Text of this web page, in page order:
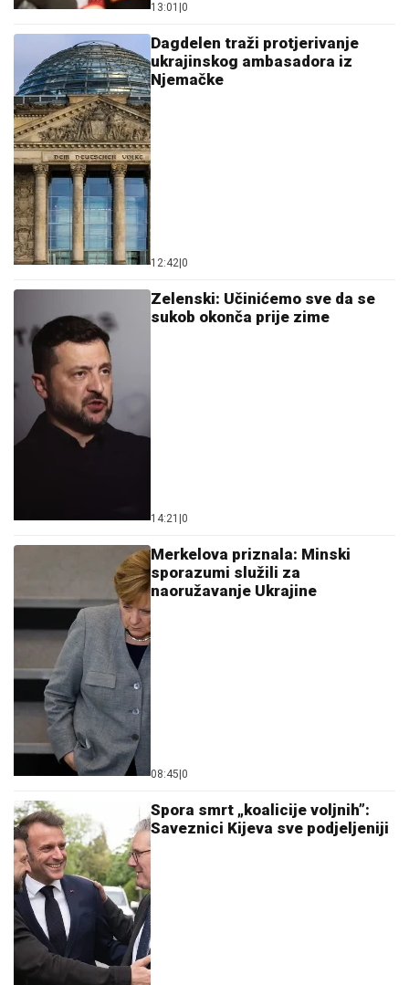
13:01 0
Dagdelen traži protjerivanje
ukrajinskog ambasadora iz
Njemačke
12:42 0
Zelenski: Učinićemo sve da se
sukob okonča prije zime
14:21 0
Merkelova priznala: Minski
sporazumi služili za
naoružavanje Ukrajine
08:45 0
Spora smrt „koalicije voljnih”:
Saveznici Kijeva sve podjeljeniji